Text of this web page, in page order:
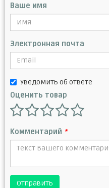
Ваше имя
Электронная почта
Уведомить об ответе
Оценить товар
Комментарий *
Отправить